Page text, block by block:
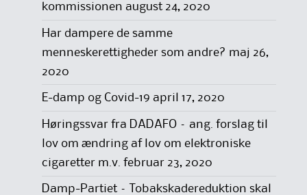
kommissionen august 24, 2020
Har dampere de samme
menneskerettigheder som andre? maj 26,
2020
E-damp og Covid-19 april 17, 2020
Høringssvar fra DADAFO – ang. forslag til
lov om ændring af lov om elektroniske
cigaretter m.v. februar 23, 2020
Damp-Partiet – Tobakskadereduktion skal